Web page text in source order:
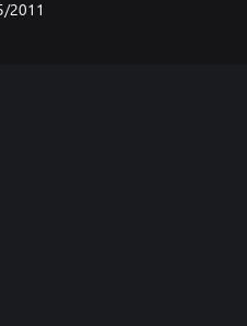
2011